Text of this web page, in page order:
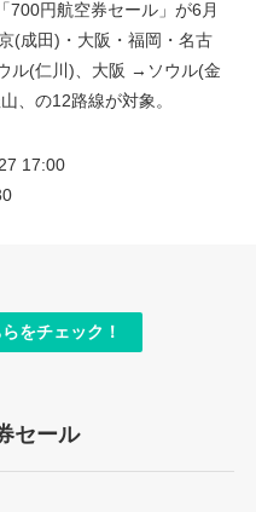
700円航空券セール」が6月
(成田)・大阪・福岡・名古
ル(仁川)、大阪 →ソウル(金
、の12路線が対象。
17:00
をチェック！
セール